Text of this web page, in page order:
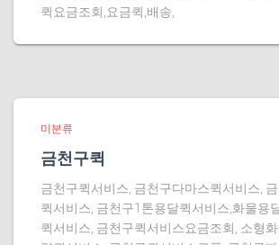
퀵요금조회,요금퀵,배송,
미분류
금천구퀵
금천구퀵서비스, 금천구다마스퀵서비스,
퀵서비스, 금천구1톤용달퀵서비스,화물용
퀵서비스, 금천구퀵서비스요금조회, 소형